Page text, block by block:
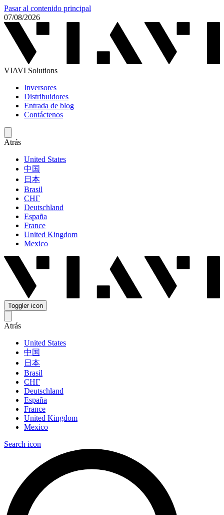
Pasar al contenido principal
07/08/2026
VIAVI Solutions
Inversores
Distribuidores
Entrada de blog
Contáctenos
Atrás
United States
中国
日本
Brasil
СНГ
Deutschland
España
France
United Kingdom
Mexico
Toggler icon
Atrás
United States
中国
日本
Brasil
СНГ
Deutschland
España
France
United Kingdom
Mexico
Search icon